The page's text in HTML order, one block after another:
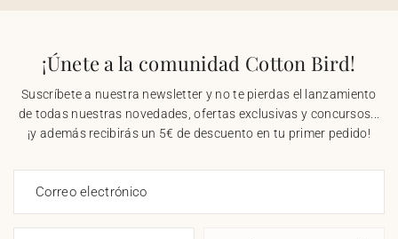
¡Únete a la comunidad Cotton Bird!
Suscríbete a nuestra newsletter y no te pierdas el lanzamiento
de todas nuestras novedades, ofertas exclusivas y concursos...
¡y además recibirás un 5€ de descuento en tu primer pedido!
Correo electrónico